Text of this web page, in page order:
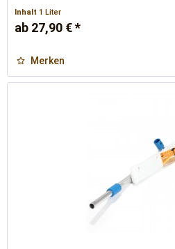
Inhalt1 Liter
ab 27,90 € *
Merken